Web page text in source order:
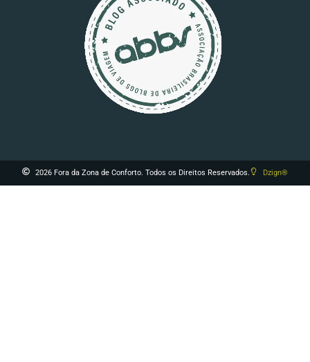
2026 Fora da Zona de Conforto. Todos os Direitos Reservados. Dzign®